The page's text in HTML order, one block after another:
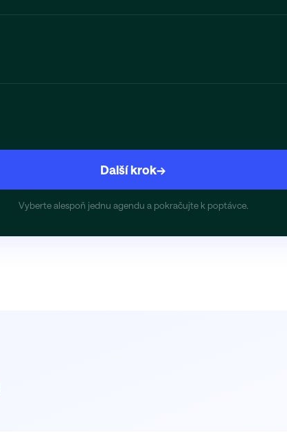
Další krok→
Vyberte alespoň jednu agendu a pokračujte k poptávce.